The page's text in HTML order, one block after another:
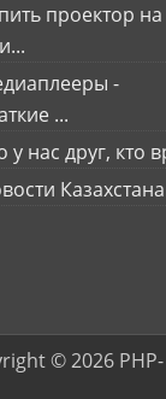
проектор на
-
...
у нас друг, кто
Казахстана
© 2026 PHP-